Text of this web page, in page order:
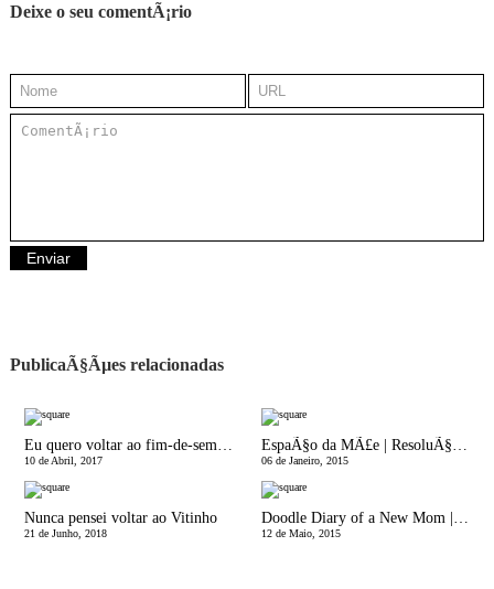
Deixe o seu comentÃ¡rio
PublicaÃ§Ãµes relacionadas
10 de Abril, 2017 06 de Janeiro, 2015
Nunca pensei voltar ao Vitinho
21 de Junho, 2018 12 de Maio, 2015